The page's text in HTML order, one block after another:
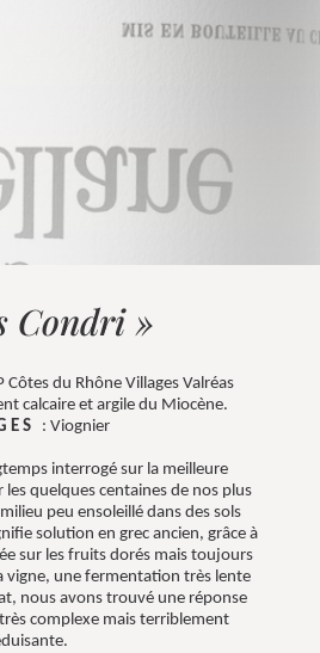
Condri »
Côtes du Rhône Villages Valréas
calcaire et argile du Miocène.
: Viognier
interrogé sur la meilleure
quelques centaines de nos plus
peu ensoleillé dans des sols
solution en grec ancien, grâce à
sur les fruits dorés mais toujours
vigne, une fermentation très lente
nous avons trouvé une réponse
complexe mais terriblement